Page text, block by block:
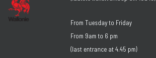
From Tuesday to Friday
From 9am to 6 pm
(last entrance at 4.45 pm)